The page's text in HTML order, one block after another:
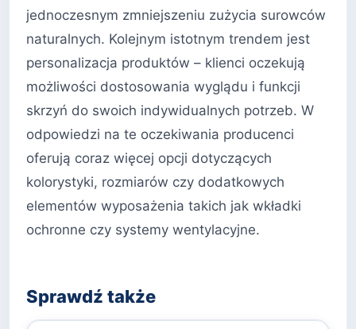
jednoczesnym zmniejszeniu zużycia surowców
naturalnych. Kolejnym istotnym trendem jest
personalizacja produktów – klienci oczekują
możliwości dostosowania wyglądu i funkcji
skrzyń do swoich indywidualnych potrzeb. W
odpowiedzi na te oczekiwania producenci
oferują coraz więcej opcji dotyczących
kolorystyki, rozmiarów czy dodatkowych
elementów wyposażenia takich jak wkładki
ochronne czy systemy wentylacyjne.
Sprawdź także